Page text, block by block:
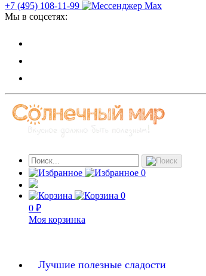
+7 (495) 108-11-99
Мы в соцсетях:
0
0
0 ₽
Моя корзинка
Лучшие полезные сладости